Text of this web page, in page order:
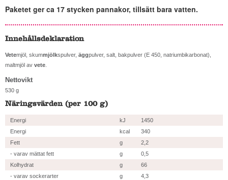
Paketet ger ca 17 stycken pannakor, tillsätt bara vatten.
Innehållsdeklaration
Vetemjöl, skummjölkspulver, äggpulver, salt, bakpulver (E 450, natriumbikarbonat),
maltmjöl av vete.
Nettovikt
530 g
Näringsvärden (per 100 g)
Energi kJ
1450
Energi
kcal
340
Fett
g
2,2
- varav mättat fett
g
0,5
Kolhydrat
g
66
- varav sockerarter
g
4,3